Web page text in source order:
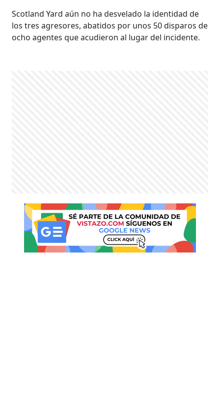
Scotland Yard aún no ha desvelado la identidad de
los tres agresores, abatidos por unos 50 disparos de
ocho agentes que acudieron al lugar del incidente.